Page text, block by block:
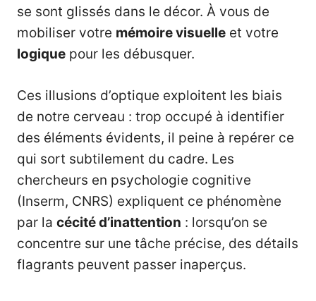
se sont glissés dans le décor. À vous de
mobiliser votre mémoire visuelle et votre
logique pour les débusquer.
Ces illusions d’optique exploitent les biais
de notre cerveau : trop occupé à identifier
des éléments évidents, il peine à repérer ce
qui sort subtilement du cadre. Les
chercheurs en psychologie cognitive
(Inserm, CNRS) expliquent ce phénomène
par la cécité d’inattention : lorsqu’on se
concentre sur une tâche précise, des détails
flagrants peuvent passer inaperçus.